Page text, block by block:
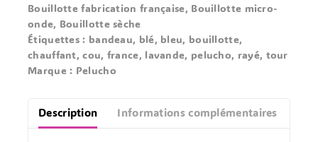
Bouillotte fabrication française, Bouillotte micro-
onde, Bouillotte sèche
Étiquettes : bandeau, blé, bleu, bouillotte,
chauffant,cou, france, lavande, pelucho, rayé, tour
Marque : Pelucho
Description Informations complémentaires